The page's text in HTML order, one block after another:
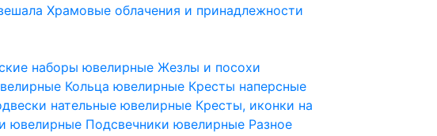
Храмовые облачения и принадлежности
наборы ювелирныеЖезлы и посохи
Кольца ювелирные Кресты наперсные
нательные ювелирные Кресты, иконки на
ювелирные Подсвечники ювелирные Разное